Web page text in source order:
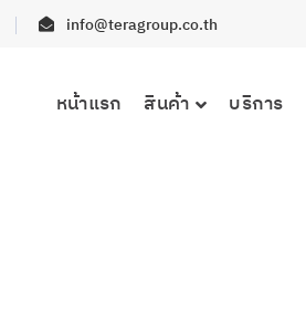
info@teragroup.co.th
หน้าแรก สินค้า บริการ